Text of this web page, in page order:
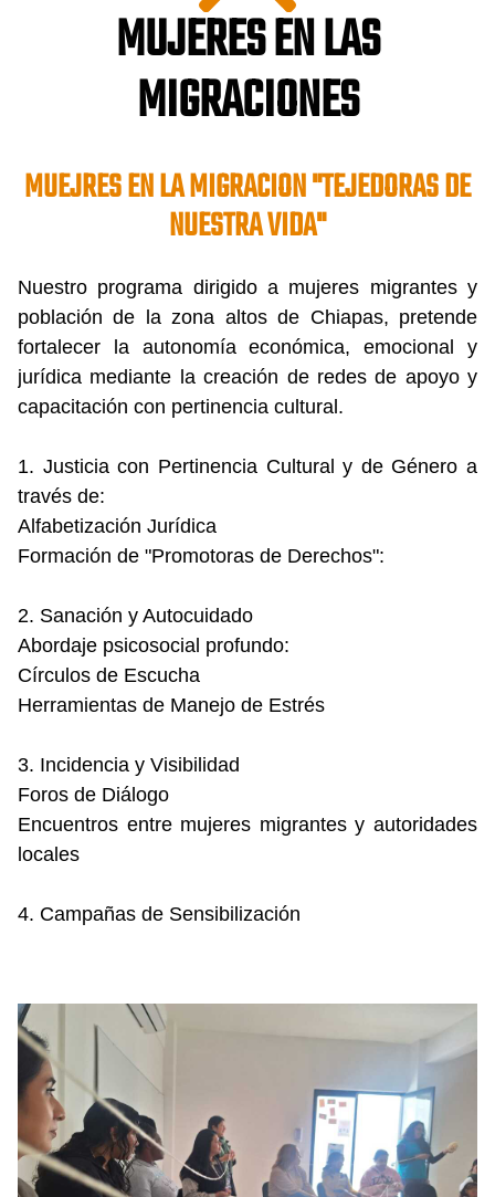
MUJERES EN LAS
MIGRACIONES
MUEJRES EN LA MIGRACION "TEJEDORAS DE
NUESTRA VIDA"
Nuestro programa dirigido a mujeres migrantes y
población de la zona altos de Chiapas, pretende
fortalecer la autonomía económica, emocional y
jurídica mediante la creación de redes de apoyo y
capacitación con pertinencia cultural.
1. Justicia con Pertinencia Cultural y de Género a
través de:
Alfabetización Jurídica
Formación de "Promotoras de Derechos":
2. Sanación y Autocuidado
Abordaje psicosocial profundo:
Círculos de Escucha
Herramientas de Manejo de Estrés
3. Incidencia y Visibilidad
Foros de Diálogo
Encuentros entre mujeres migrantes y autoridades
locales
4. Campañas de Sensibilización